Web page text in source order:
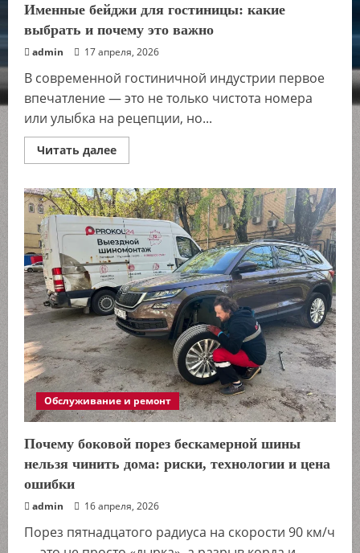
вас
рай
авиабилетом?
Именные бейджи для гостиницы: какие
выбрать и почему это важно
admin 17 апреля, 2026
В современной гостиничной индустрии первое
впечатление — это не только чистота номера
или улыбка на рецепции, но...
Читать далееПрочитать
больше
бейджи
для
гостиницы:
какие
выбрать
и
почему
это
важно
Обслуживание и ремонт
Почему боковой порез бескамерной шины
нельзя чинить дома: риски, технологии и цена
ошибки
admin 16 апреля, 2026
Порез пятнадцатого радиуса на скорости 90 км/ч